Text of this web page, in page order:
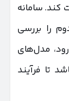
کند. سامانه
را بررسی
مدل‌های
تا فرآیند